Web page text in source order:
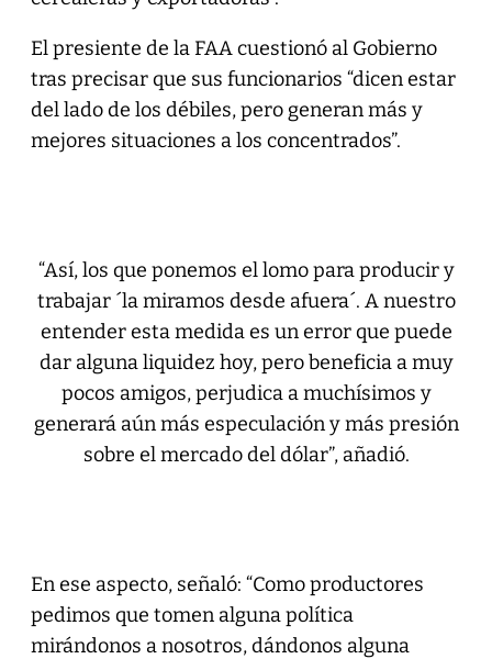
El presiente de la FAA cuestionó al Gobierno
tras precisar que sus funcionarios “dicen estar
del lado de los débiles, pero generan más y
mejores situaciones a los concentrados”.
“Así, los que ponemos el lomo para producir y
trabajar ´la miramos desde afuera´. A nuestro
entender esta medida es un error que puede
dar alguna liquidez hoy, pero beneficia a muy
pocos amigos, perjudica a muchísimos y
generará aún más especulación y más presión
sobre el mercado del dólar”, añadió.
En ese aspecto, señaló: “Como productores
pedimos que tomen alguna política
mirándonos a nosotros, dándonos alguna